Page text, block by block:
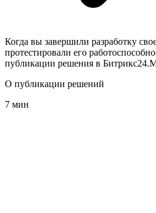
Когда вы завершили разработку
протестировали его
публикации решения в
О публикации решений
7 мин